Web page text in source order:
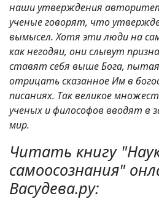
наши утверждения
ученые говорят, что
вымысел. Хотя эти люди на
как негодяи, они слывут
ставят себя выше Бога,
отрицать сказанное Им в
писаниях. Так великое
ученых и философов вводят в
мир.
Читать книгу
самоосознания"
Васудева.ру: